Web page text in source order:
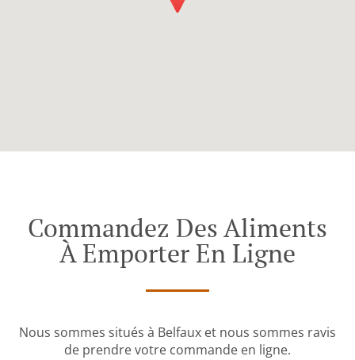
Commandez Des Aliments
À Emporter En Ligne
Nous sommes situés à Belfaux et nous sommes ravis
de prendre votre commande en ligne.